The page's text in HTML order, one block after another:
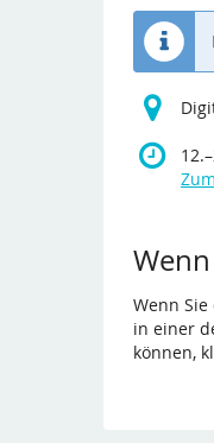
12.–
Wenn
in einer
können,